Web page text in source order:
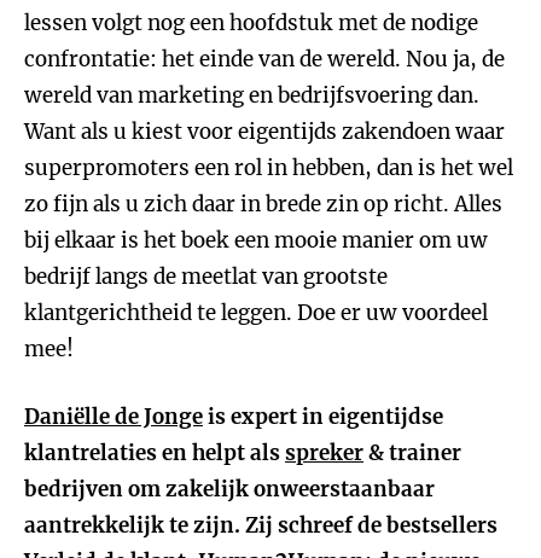
lessen volgt nog een hoofdstuk met de nodige
confrontatie: het einde van de wereld. Nou ja, de
wereld van marketing en bedrijfsvoering dan.
Want als u kiest voor eigentijds zakendoen waar
superpromoters een rol in hebben, dan is het wel
zo fijn als u zich daar in brede zin op richt. Alles
bij elkaar is het boek een mooie manier om uw
bedrijf langs de meetlat van grootste
klantgerichtheid te leggen. Doe er uw voordeel
mee!
Daniëlle de Jongeis expert in eigentijdse
klantrelaties en helpt alsspreker& trainer
bedrijven om zakelijk onweerstaanbaar
aantrekkelijk te zijn. Zij schreef de bestsellers